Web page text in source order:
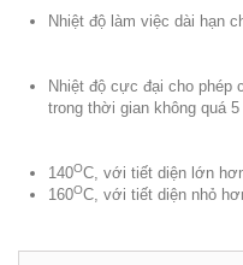
Nhiệt độ làm việc dài hạn
Nhiệt độ cực đại cho phép
trong thời gian không quá 5
140OC, với tiết diện lớn
160OC, với tiết diện nhỏ